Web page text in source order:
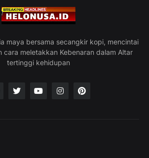
maya bersama secangkir kopi, mencintai
cara meletakkan Kebenaran dalam Altar
tertinggi kehidupan